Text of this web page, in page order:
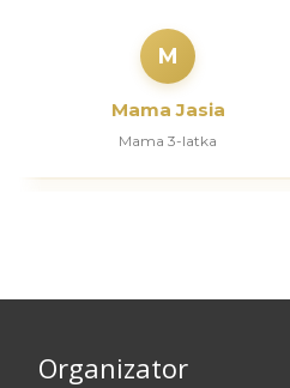
M
Mama Jasia
Mama 3-latka
Organizator